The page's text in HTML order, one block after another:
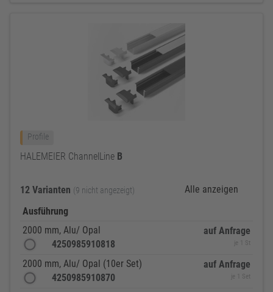
Profile
HALEMEIER ChannelLine B
12 Varianten (9 nicht angezeigt)
Alle anzeigen
Ausführung
2000 mm, Alu/ Opal
4250985910818
auf Anfrage
je 1 St
2000 mm, Alu/ Opal (10er Set)
4250985910870
auf Anfrage
je 1 Set